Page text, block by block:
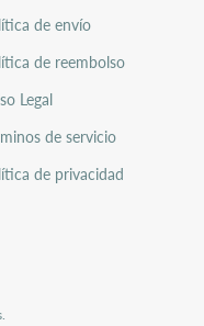
de envío
de reembolso
Legal
de servicio
de privacidad